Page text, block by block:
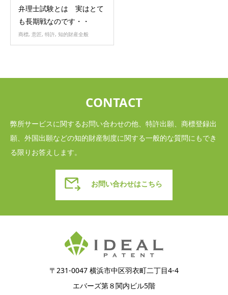
弁理士試験とは 実はとて
も長期戦なのです・・
商標, 意匠, 特許, 知的財産全般
CONTACT
弊所サービスに関するお問い合わせの他、特許出願、商標登録出
願、外国出願などの知的財産制度に関する一般的な質問にもでき
る限りお答えします。
お問い合わせはこちら
〒231-0047 横浜市中区羽衣町二丁目4-4
エバーズ第８関内ビル5階